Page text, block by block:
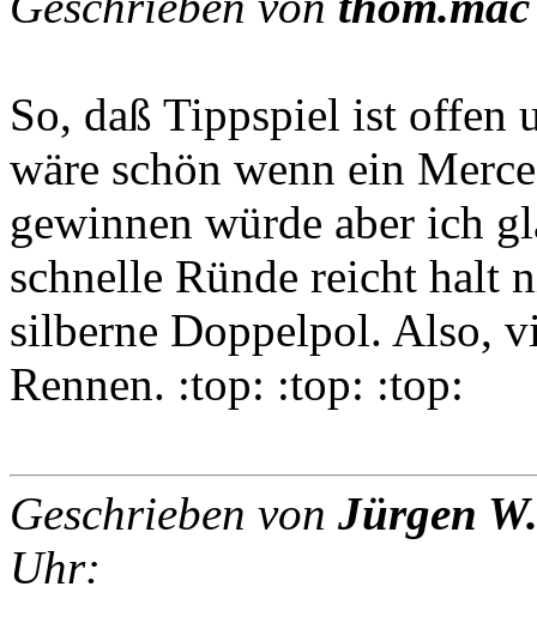
So, daß Tippspiel ist offen
wäre schön wenn ein
gewinnen würde aber ich
schnelle Ründe reicht halt
silberne Doppelpol. Also,
Rennen. :top: :top: :top:
Geschrieben von Jürgen
Uhr: